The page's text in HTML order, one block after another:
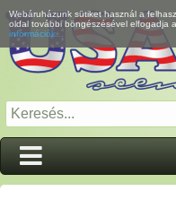
Webáruházunk sütiket használ a
oldal további böngészésével elfogadja
információk...